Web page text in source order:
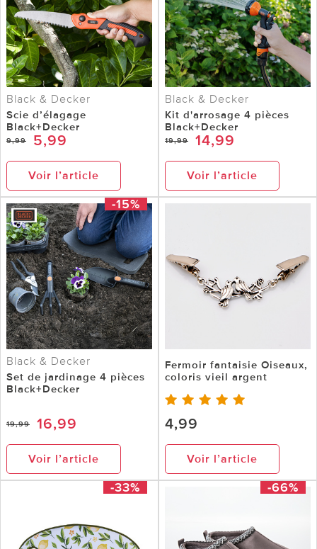
Black & Decker
Scie d’élagage
Black+Decker
9,99 5,99
Voir l’article
Black & Decker
Kit d'arrosage 4 pièces
Black+Decker
19,99 14,99
Voir l’article
-15%
Black & Decker
Set de jardinage 4 pièces
Black+Decker
19,99 16,99
Voir l’article
Fermoir fantaisie Oiseaux,
coloris vieil argent
4,99
Voir l’article
-33% -66%